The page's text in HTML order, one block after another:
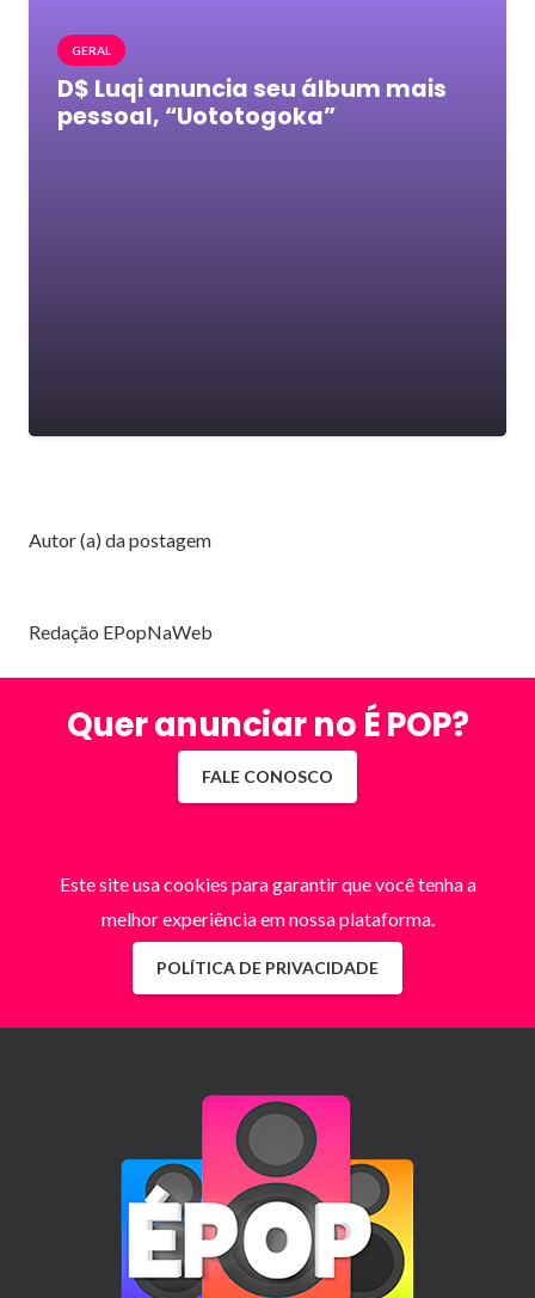
GERAL
D$ Luqi anuncia seu álbum mais
pessoal, “Uototogoka”
Autor (a) da postagem
Redação EPopNaWeb
Quer anunciar no É POP?
FALE CONOSCO
Este site usa cookies para garantir que você tenha a
melhor experiência em nossa plataforma.
POLÍTICA DE PRIVACIDADE